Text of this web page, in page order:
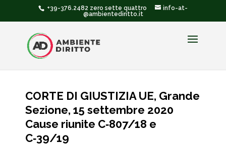
+39-376.2482 zero sette quattro
info-at-
@ambientediritto.it
CORTE DI GIUSTIZIA UE, Grande
Sezione, 15 settembre 2020
Cause riunite C‑807/18 e
C‑39/19